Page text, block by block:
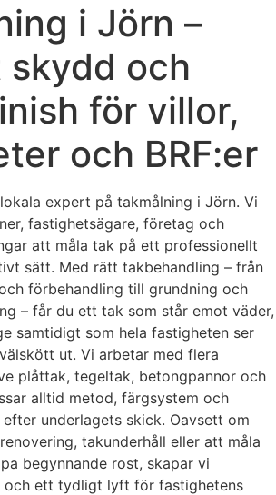
i Jörn –
och
för villor,
och BRF:er
expert på takmålning i Jörn. Vi
fastighetsägare, företag och
att måla tak på ett professionellt
sätt. Med rätt takbehandling – från
förbehandling till grundning och
– får du ett tak som står emot väder,
samtidigt som hela fastigheten ser
ut. Vi arbetar med flera
plåttak, tegeltak, betongpannor och
alltid metod, färgsystem och
underlagets skick. Oavsett om
takunderhåll eller att måla
begynnande rost, skapar vi
och ett tydligt lyft för fastighetens